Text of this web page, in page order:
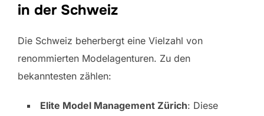
in der Schweiz
Die Schweiz beherbergt eine Vielzahl von
renommierten Modelagenturen. Zu den
bekanntesten zählen:
Elite Model Management Zürich: Diese